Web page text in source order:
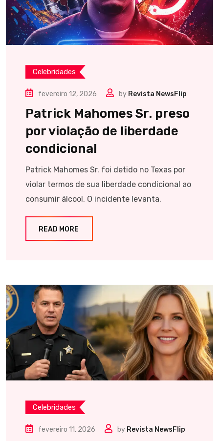
Celebridades
fevereiro 12, 2026 by Revista NewsFlip
Patrick Mahomes Sr. preso
por violação de liberdade
condicional
Patrick Mahomes Sr. foi detido no Texas por
violar termos de sua liberdade condicional ao
consumir álcool. O incidente levanta.
READ MORE
Celebridades
fevereiro 11, 2026 by Revista NewsFlip